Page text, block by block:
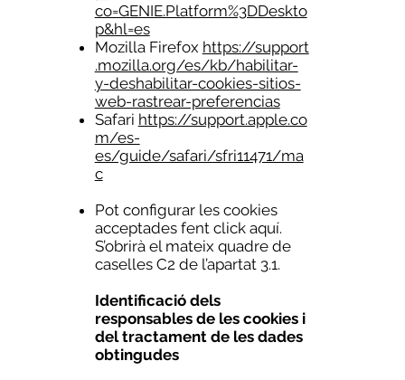
co=GENIE.Platform%3DDeskto
p&hl=es
Mozilla Firefox https://support
.mozilla.org/es/kb/habilitar-
y-deshabilitar-cookies-sitios-
web-rastrear-preferencias
Safari https://support.apple.co
m/es-
es/guide/safari/sfri11471/ma
c
Pot configurar les cookies
acceptades fent click aquí.
S’obrirà el mateix quadre de
caselles C2 de l’apartat 3.1.
Identificació dels
responsables de les cookies i
del tractament de les dades
obtingudes